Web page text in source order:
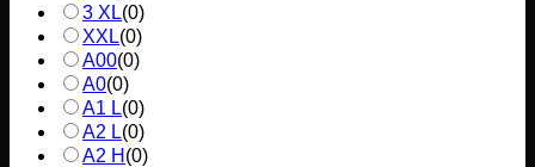
3 XL(0)
XXL(0)
A00(0)
A0(0)
A1 L(0)
A2 L(0)
A2 H (0)